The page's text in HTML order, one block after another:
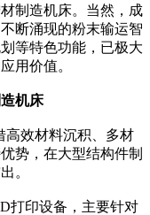
制造机床。当然，成
断涌现的粉末输运智
等特色功能，已极大
用价值。
机床
效材料沉积、多材
势，在大型结构件制
。
印设备，主要针对